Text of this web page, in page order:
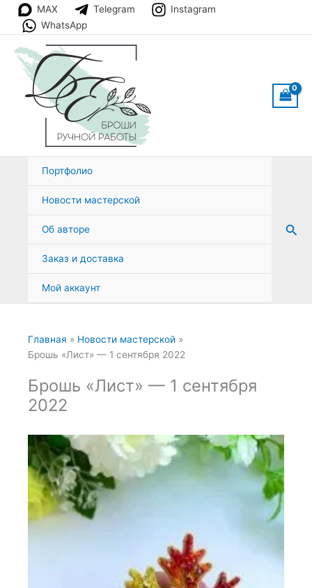
Перейти
содержимому
MAX Telegram
Instagram
WhatsApp
Портфолио
Новости мастерской
Об авторе
Заказ и доставка
Мой аккаунт
Главная
Новости мастерской
Брошь «Лист» — 1 сентября 2022
Брошь «Лист» — 1 сентября
2022